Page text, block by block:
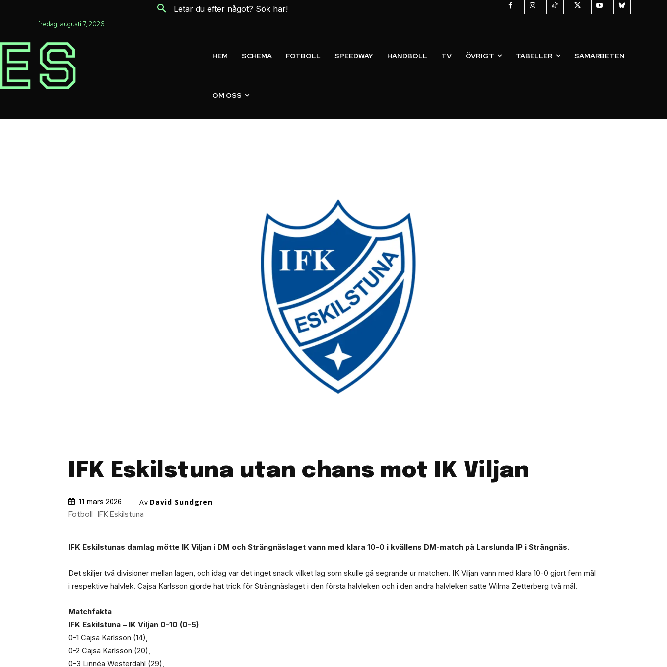
fredag, augusti 7, 2026
Letar du efter något? Sök här!
HEM SCHEMA FOTBOLL SPEEDWAY HANDBOLL TV ÖVRIGT TABELLER SAMARBETEN
OM OSS
IFK Eskilstuna utan chans mot IK Viljan
11 mars 2026 Av David Sundgren
Fotboll IFK Eskilstuna
IFK Eskilstunas damlag mötte IK Viljan i DM och Strängnäslaget vann med klara 10-0 i kvällens DM-match på Larslunda IP i Strängnäs.
Det skiljer två divisioner mellan lagen, och idag var det inget snack vilket lag som skulle gå segrande ur matchen. IK Viljan vann med klara 10-0 gjort fem mål
i respektive halvlek. Cajsa Karlsson gjorde hat trick för Strängnäslaget i den första halvleken och i den andra halvleken satte Wilma Zetterberg två mål.
Matchfakta
IFK Eskilstuna – IK Viljan 0-10 (0-5)
0-1 Cajsa Karlsson (14),
0-2 Cajsa Karlsson (20),
0-3 Linnéa Westerdahl (29),